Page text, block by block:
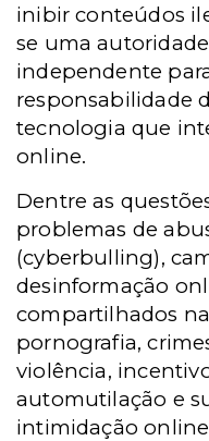
inibir conteúdos
se uma
independente
responsabilidade
tecnologia que
online.
Dentre as
problemas de
(cyberbulling),
desinformação
compartilhados
pornografia,
violência,
automutilação e
intimidação